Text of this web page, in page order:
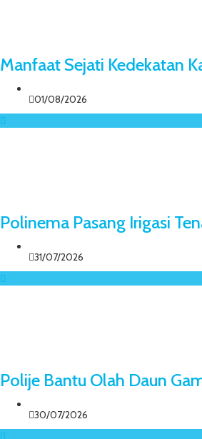
Manfaat Sejati Kedekatan
01/08/2026
Polinema Pasang Irigasi
31/07/2026
Polije Bantu Olah Daun
30/07/2026